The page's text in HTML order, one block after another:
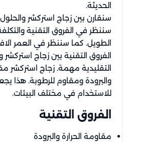
الحديثة.
سنقارن بين زجاج استركشر والحلول
سننظر في الفروق التقنية
الطويل. كما سننظر في العمر
الفروق التقنية بين زجاج استركشر
التقليدية مهمة. زجاج استركشر
والبرودة ومقاوم للرطوبة. هذا
للاستخدام في مختلف البيئات.
الفروق التقنية
مقاومة الحرارة والبرودة